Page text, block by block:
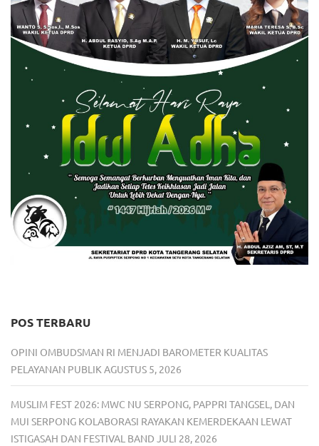
POS TERBARU
OPINI OMBUDSMAN RI MENJADI BAROMETER KUALITAS
PELAYANAN PUBLIK AGUSTUS 5, 2026
MUSLIM FEST 2026: MWC NU SERPONG, PAPPRI TANGSEL, DAN
MUI SERPONG KOLABORASI RAYAKAN KEMERDEKAAN LEWAT
ISTIGASAH DAN FESTIVAL BAND JULI 28, 2026